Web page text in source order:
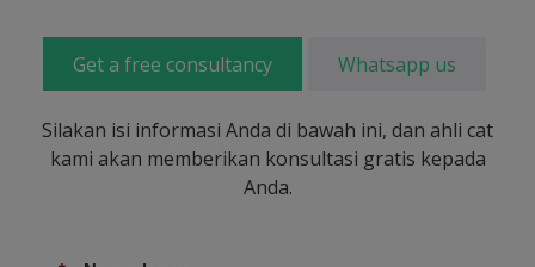
Get a free consultancy Whatsapp us
Silakan isi informasi Anda di bawah ini, dan ahli cat
kami akan memberikan konsultasi gratis kepada
Anda.